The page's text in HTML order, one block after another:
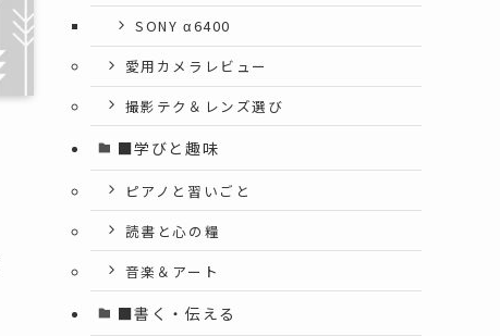
SONY α6400
愛用カメラレビュー
撮影テク＆レンズ選び
■学びと趣味
ピアノと習いごと
読書と心の糧
音楽＆アート
■書く・伝える